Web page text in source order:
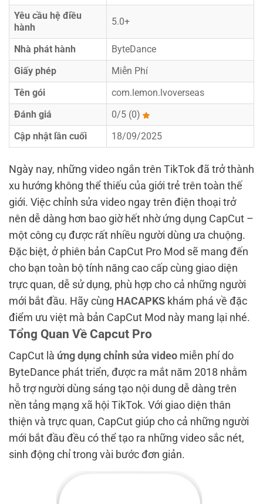
Yêu cầu hệ điều
hành
5.0+
Nhà phát hành
ByteDance
Giấy phép
Miễn Phí
Tên gói
com.lemon.lvoverseas
Đánh giá
0/5 (0)
Cập nhật lần cuối
18/09/2025
Ngày nay, những video ngắn trên TikTok đã trở thành
xu hướng không thể thiếu của giới trẻ trên toàn thế
giới. Việc chỉnh sửa video ngay trên điện thoại trở
nên dễ dàng hơn bao giờ hết nhờ ứng dụng CapCut –
một công cụ được rất nhiều người dùng ưa chuộng.
Đặc biệt, ở phiên bản CapCut Pro Mod sẽ mang đến
cho bạn toàn bộ tính năng cao cấp cùng giao diện
trực quan, dễ sử dụng, phù hợp cho cả những người
mới bắt đầu. Hãy cùng HACAPKS khám phá về đặc
điểm ưu việt mà bản CapCut Mod này mang lại nhé.
Tổng Quan Về Capcut Pro
CapCut là ứng dụng chỉnh sửa video miễn phí do
ByteDance phát triển, được ra mắt năm 2018 nhằm
hỗ trợ người dùng sáng tạo nội dung dễ dàng trên
nền tảng mạng xã hội TikTok. Với giao diện thân
thiện và trực quan, CapCut giúp cho cả những người
mới bắt đầu đều có thể tạo ra những video sắc nét,
sinh động chỉ trong vài bước đơn giản.